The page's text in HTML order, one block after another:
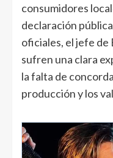
consumidores
declaración
oficiales, el jefe de
sufren una clara
la falta de
producción y los